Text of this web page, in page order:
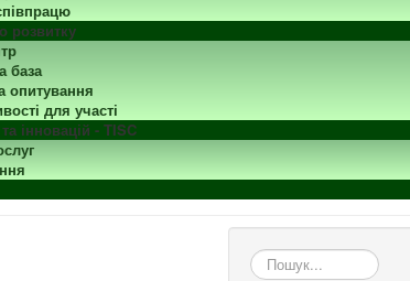
розвитку
база
опитування
для участі
інновацій - TISC
пошук